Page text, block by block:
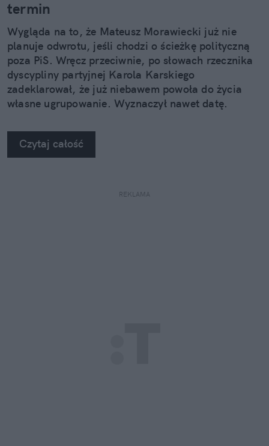
termin
Wygląda na to, że Mateusz Morawiecki już nie
planuje odwrotu, jeśli chodzi o ścieżkę polityczną
poza PiS. Wręcz przeciwnie, po słowach rzecznika
dyscypliny partyjnej Karola Karskiego
zadeklarował, że już niebawem powoła do życia
własne ugrupowanie. Wyznaczył nawet datę.
Czytaj całość
REKLAMA